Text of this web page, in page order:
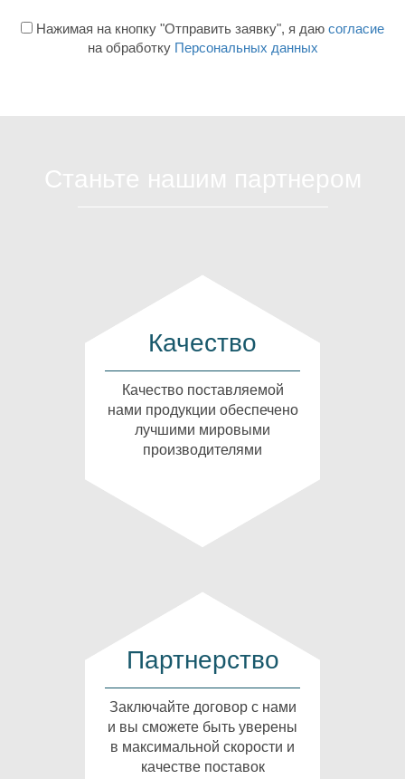
Нажимая на кнопку "Отправить заявку", я даю согласие
на обработку Персональных данных
Качество
Качество поставляемой
нами продукции обеспечено
лучшими мировыми
производителями
Партнерство
Заключайте договор с нами
и вы сможете быть уверены
в максимальной скорости и
качестве поставок